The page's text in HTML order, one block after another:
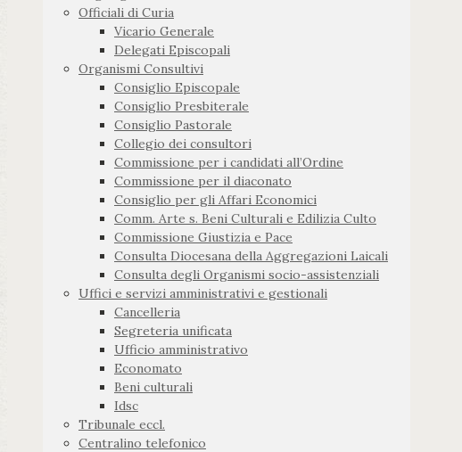
Officiali di Curia
Vicario Generale
Delegati Episcopali
Organismi Consultivi
Consiglio Episcopale
Consiglio Presbiterale
Consiglio Pastorale
Collegio dei consultori
Commissione per i candidati all’Ordine
Commissione per il diaconato
Consiglio per gli Affari Economici
Comm. Arte s. Beni Culturali e Edilizia Culto
Commissione Giustizia e Pace
Consulta Diocesana della Aggregazioni Laicali
Consulta degli Organismi socio-assistenziali
Uffici e servizi amministrativi e gestionali
Cancelleria
Segreteria unificata
Ufficio amministrativo
Economato
Beni culturali
Idsc
Tribunale eccl.
Centralino telefonico